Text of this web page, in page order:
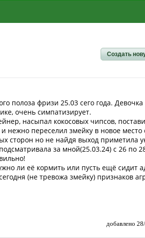
Создать
полоза фризи 25.03 сего года.
очень симпатизирует.
насыпал кокосовых чипсов,
переселил змейку в новое место
сторон но не найдя выход приметила
за мной(25.03.24) с 26 по
ли её кормить или пусть ещё сидит
(не тревожа змейку) признаков
добавлено